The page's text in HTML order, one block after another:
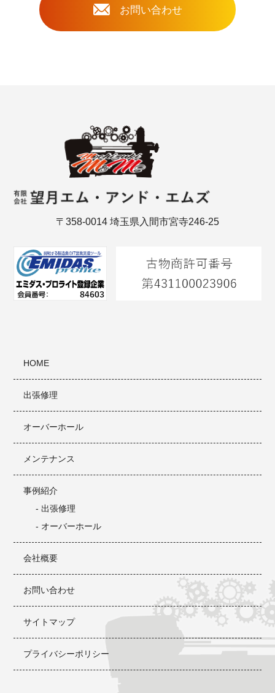
お問い合わせ
〒358-0014 埼玉県入間市宮寺246-25
HOME
出張修理
オーバーホール
メンテナンス
事例紹介
- 出張修理
- オーバーホール
会社概要
お問い合わせ
サイトマップ
プライバシーポリシー